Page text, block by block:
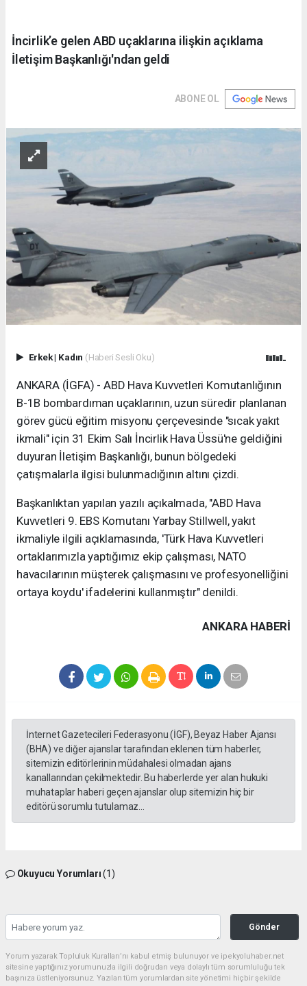
İncirlik’e gelen ABD uçaklarına ilişkin açıklama
İletişim Başkanlığı'ndan geldi
ABONE OL
Erkek| Kadın (Haberi Sesli Oku)
ANKARA (İGFA) - ABD Hava Kuvvetleri Komutanlığının
B-1B bombardıman uçaklarının, uzun süredir planlanan
görev gücü eğitim misyonu çerçevesinde "sıcak yakıt
ikmali" için 31 Ekim Salı İncirlik Hava Üssü'ne geldiğini
duyuran İletişim Başkanlığı, bunun bölgedeki
çatışmalarla ilgisi bulunmadığının altını çizdi.
Başkanlıktan yapılan yazılı açıkalmada, "ABD Hava
Kuvvetleri 9. EBS Komutanı Yarbay Stillwell, yakıt
ikmaliyle ilgili açıklamasında, 'Türk Hava Kuvvetleri
ortaklarımızla yaptığımız ekip çalışması, NATO
havacılarının müşterek çalışmasını ve profesyonelliğini
ortaya koydu' ifadelerini kullanmıştır" denildi.
ANKARA HABERİ
İnternet Gazetecileri Federasyonu (İGF), Beyaz Haber Ajansı
(BHA) ve diğer ajanslar tarafından eklenen tüm haberler,
sitemizin editörlerinin müdahalesi olmadan ajans
kanallarından çekilmektedir. Bu haberlerde yer alan hukuki
muhataplar haberi geçen ajanslar olup sitemizin hiç bir
editörü sorumlu tutulamaz...
Okuyucu Yorumları(1)
Gönder
Yorum yazarak Topluluk Kuralları’nı kabul etmiş bulunuyor ve ipekyoluhaber.net
sitesine yaptığınız yorumunuzla ilgili doğrudan veya dolaylı tüm sorumluluğu tek
başınıza üstleniyorsunuz. Yazılan tüm yorumlardan site yönetimi hiçbir şekilde